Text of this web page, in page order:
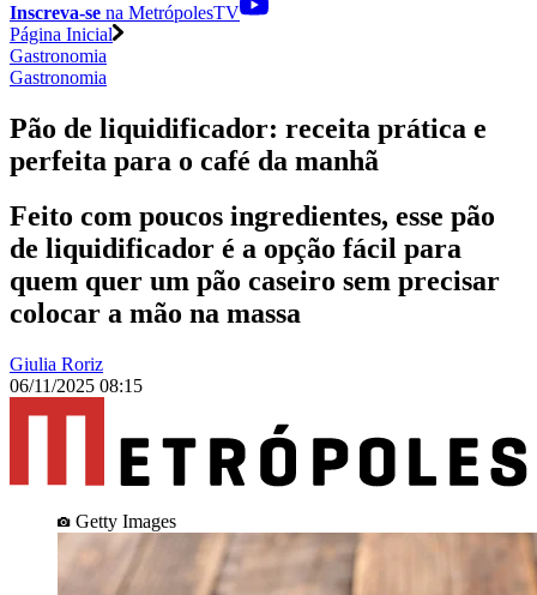
Inscreva-se na MetrópolesTV
Página Inicial
Gastronomia
Gastronomia
Pão de liquidificador: receita prática e
perfeita para o café da manhã
Feito com poucos ingredientes, esse pão
de liquidificador é a opção fácil para
quem quer um pão caseiro sem precisar
colocar a mão na massa
Giulia Roriz
06/11/2025 08:15
Getty Images